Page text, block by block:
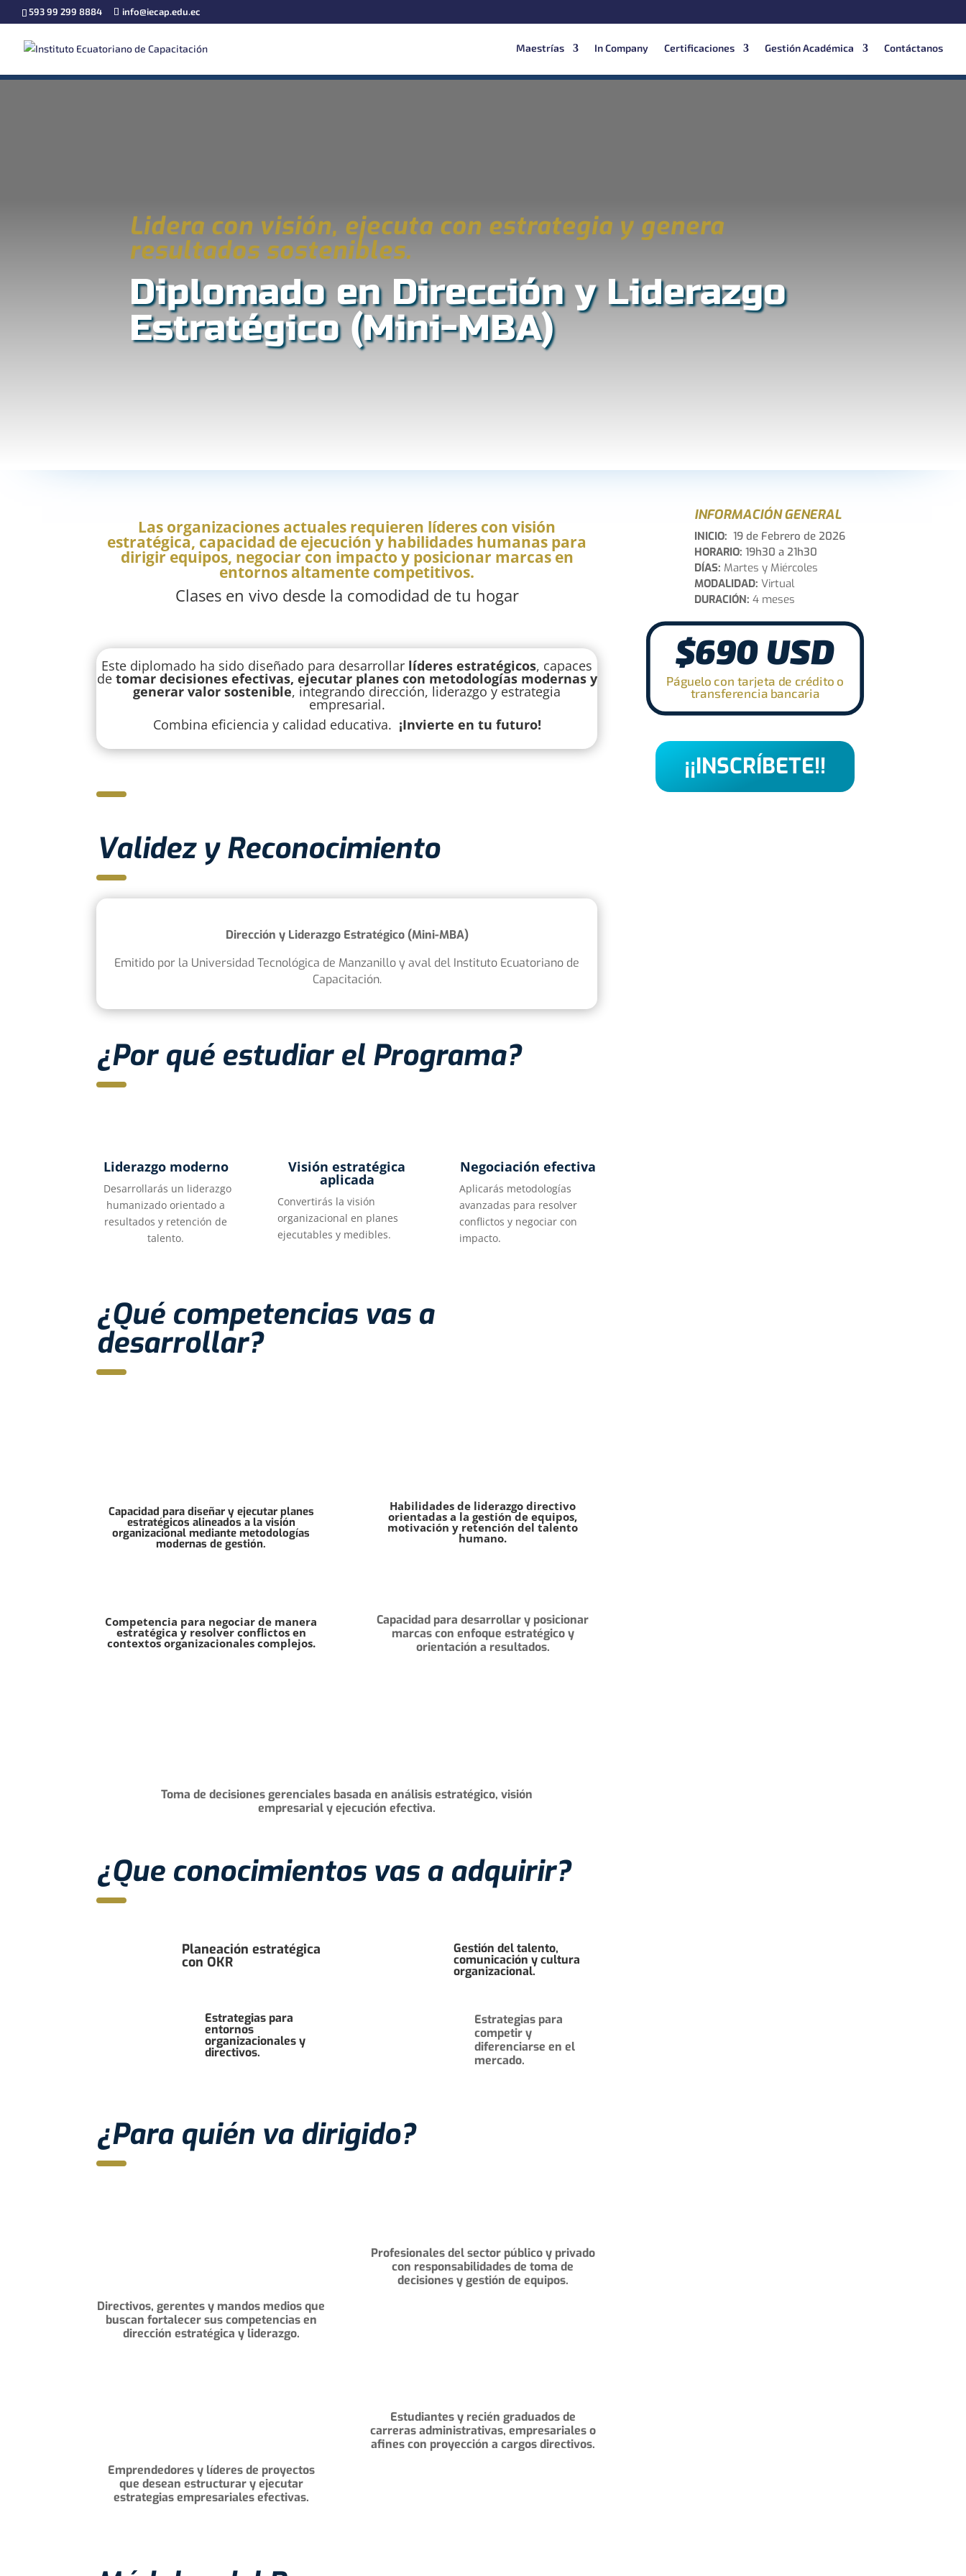
593 99 299 8884 info@iecap.edu.ec
Maestrías In Company Certificaciones Gestión Académica Contáctanos
Lidera con visión, ejecuta con estrategia y genera
resultados sostenibles.
Diplomado en Dirección y Liderazgo
Estratégico (Mini-MBA)
Las organizaciones actuales requieren líderes con visión
estratégica, capacidad de ejecución y habilidades humanas para
dirigir equipos, negociar con impacto y posicionar marcas en
entornos altamente competitivos.
Clases en vivo desde la comodidad de tu hogar
Este diplomado ha sido diseñado para desarrollar líderes estratégicos, capaces
de tomar decisiones efectivas, ejecutar planes con metodologías modernas y
generar valor sostenible, integrando dirección, liderazgo y estrategia
empresarial.
Combina eficiencia y calidad educativa. ¡Invierte en tu futuro!
Validez y Reconocimiento
Dirección y Liderazgo Estratégico (Mini-MBA)
Emitido por la Universidad Tecnológica de Manzanilloy aval del Instituto Ecuatoriano de
Capacitación.
¿Por qué estudiar el Programa?
Liderazgo moderno
Desarrollarás un liderazgo
humanizado orientado a
resultados y retención de
talento.
Visión estratégica
aplicada
Convertirás la visión
organizacional en planes
ejecutables y medibles.
Negociación efectiva
Aplicarás metodologías
avanzadas para resolver
conflictos y negociar con
impacto.
¿Qué competencias vas a
desarrollar?
Capacidad para diseñar y ejecutar planes
estratégicos alineados a la visión
organizacional mediante metodologías
modernas de gestión.
Competencia para negociar de manera
estratégica y resolver conflictos en
contextos organizacionales complejos.
Habilidades de liderazgo directivo
orientadas a la gestión de equipos,
motivación y retención del talento
humano.
Capacidad para desarrollar y posicionar
marcas con enfoque estratégico y
orientación a resultados.
Toma de decisiones gerenciales basada en análisis estratégico, visión
empresarial y ejecución efectiva.
¿Que conocimientos vas a adquirir?
Planeación estratégica
con OKR
Estrategias para
entornos
organizacionales y
directivos.
Gestión del talento,
comunicación y cultura
organizacional.
Estrategias para
competir y
diferenciarse en el
mercado.
¿Para quién va dirigido?
Directivos, gerentes y mandos medios que
buscan fortalecer sus competencias en
dirección estratégica y liderazgo.
Emprendedores y líderes de proyectos
que desean estructurar y ejecutar
estrategias empresariales efectivas.
Profesionales del sector público y privado
con responsabilidades de toma de
decisiones y gestión de equipos.
Estudiantes y recién graduados de
carreras administrativas, empresariales o
afines con proyección a cargos directivos.
INFORMACIÓN GENERAL
INICIO: 19 de Febrero de 2026
HORARIO:19h30 a 21h30
DÍAS: Martes y Miércoles
MODALIDAD: Virtual
DURACIÓN: 4 meses
$690 USD
Páguelo con tarjeta de crédito o
transferencia bancaria
¡¡INSCRÍBETE!!